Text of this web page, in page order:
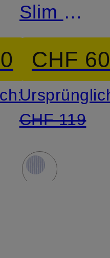
Slim Fit
mit
CHF
CHF 119